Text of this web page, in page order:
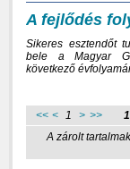
A fejlődés
Sikeres esztendőt
bele a Magyar
következő
<< < 1 > >>
A zárolt